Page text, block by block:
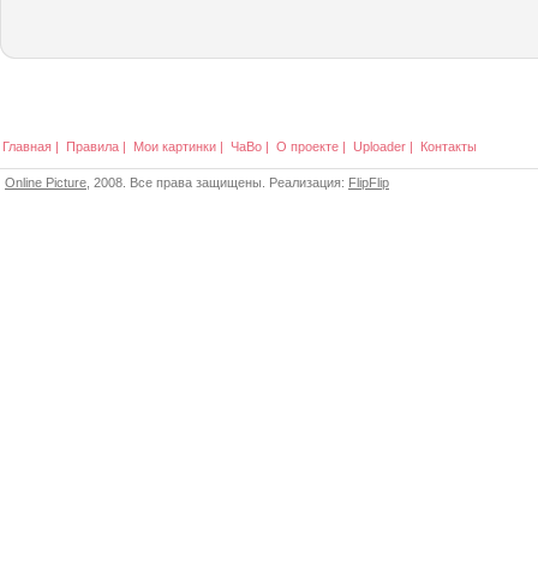
Главная | Правила | Мои картинки | ЧаВо | О проекте | Uploader | Контакты
Online Picture , 2008. Все права защищены. Реализация: FlipFlip